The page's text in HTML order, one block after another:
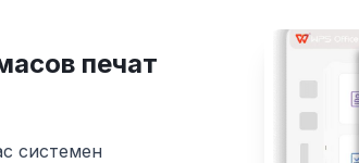
печат
системен